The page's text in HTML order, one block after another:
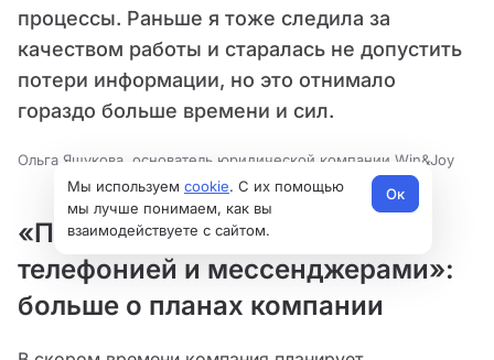
Мы используем cookie. С их помощью
мы лучше понимаем, как вы
взаимодействуете с сайтом.
Ок
процессы. Раньше я тоже следила за
качеством работы и старалась не допустить
потери информации, но это отнимало
гораздо больше времени и сил.
Ольга Яшукова, основатель юридической компании Win&Joy
«Подключим интеграцию с
телефонией и мессенджерами»:
больше о планах компании